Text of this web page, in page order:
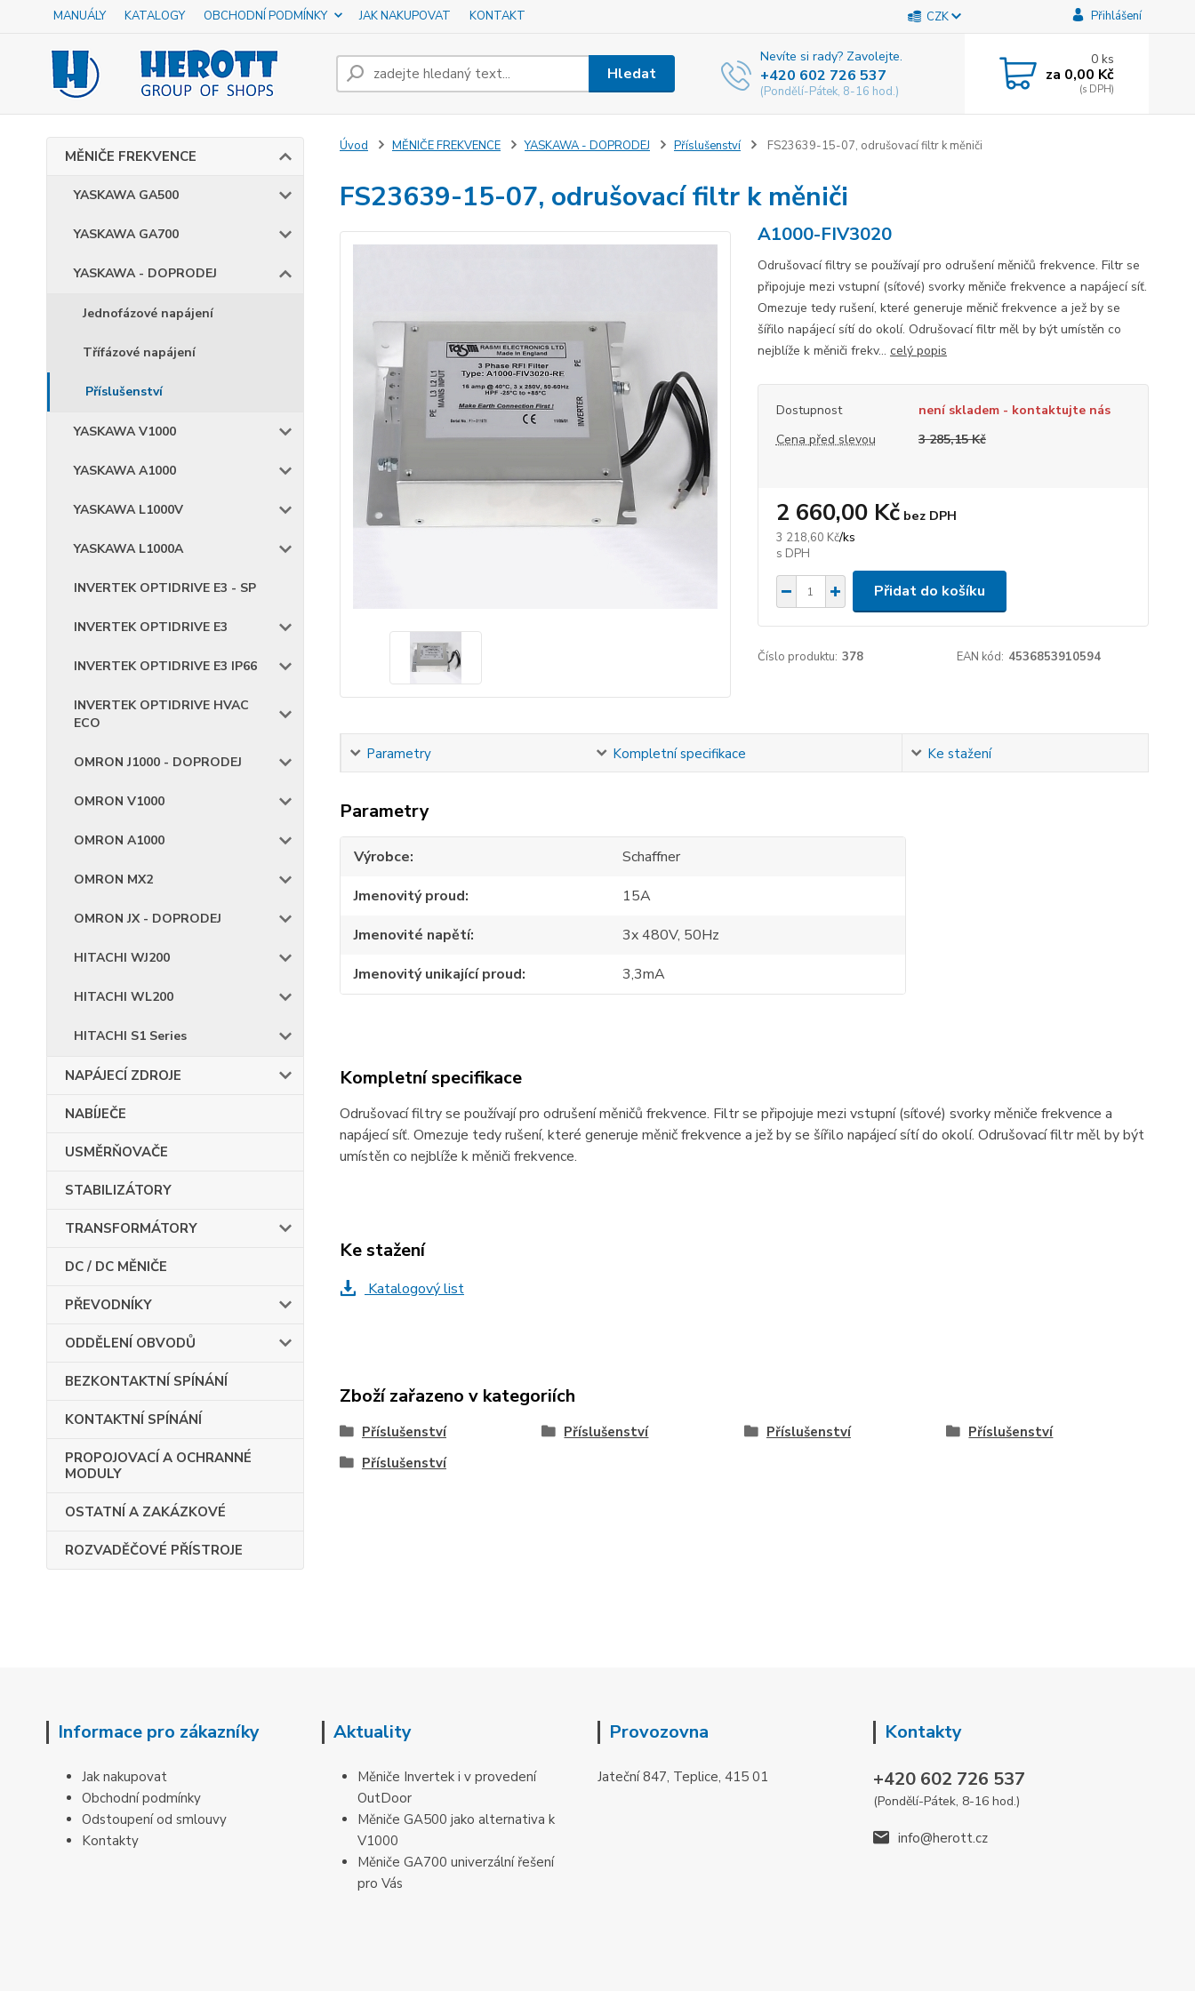
MANUÁLY KATALOGY OBCHODNÍ PODMÍNKY JAK NAKUPOVAT KONTAKT CZK Přihlášení
Hledat
Nevíte si rady? Zavolejte.
+420 602 726 537
(Pondělí-Pátek, 8-16 hod.)
0ks
za 0,00 Kč
MĚNIČE FREKVENCE
YASKAWA GA500
YASKAWA GA700
YASKAWA - DOPRODEJ
Jednofázové napájení
Třífázové napájení
Příslušenství
YASKAWA V1000
YASKAWA A1000
YASKAWA L1000V
YASKAWA L1000A
INVERTEK OPTIDRIVE E3 - SP
INVERTEK OPTIDRIVE E3
INVERTEK OPTIDRIVE E3 IP66
INVERTEK OPTIDRIVE HVAC
ECO
OMRON J1000 - DOPRODEJ
OMRON V1000
OMRON A1000
OMRON MX2
OMRON JX - DOPRODEJ
HITACHI WJ200
HITACHI WL200
HITACHI S1 Series
NAPÁJECÍ ZDROJE
NABÍJEČE
USMĚRŇOVAČE
STABILIZÁTORY
TRANSFORMÁTORY
DC / DC MĚNIČE
PŘEVODNÍKY
ODDĚLENÍ OBVODŮ
BEZKONTAKTNÍ SPÍNÁNÍ
KONTAKTNÍ SPÍNÁNÍ
PROPOJOVACÍ A OCHRANNÉ
MODULY
OSTATNÍ A ZAKÁZKOVÉ
ROZVADĚČOVÉ PŘÍSTROJE
Úvod MĚNIČE FREKVENCE YASKAWA - DOPRODEJ Příslušenství FS23639-15-07, odrušovací filtr k měniči
FS23639-15-07, odrušovací filtr k měniči
A1000-FIV3020
Odrušovací filtry se používají pro odrušení měničů frekvence. Filtr se
připojuje mezi vstupní (síťové) svorky měniče frekvence a napájecí síť.
Omezuje tedy rušení, které generuje měnič frekvence a jež by se
šířilo napájecí sítí do okolí. Odrušovací filtr měl by být umístěn co
nejblíže k měniči frekv... celý popis
Dostupnost
není skladem - kontaktujte nás
Cena před slevou
3 285,15 Kč
3 218,60 Kč/ks
2 660,00 Kč bez DPH
Přidat do košíku
Číslo produktu: 378 EAN kód: 4536853910594
Kompletní specifikace
Parametry Ke stažení
Kompletní specifikace
Odrušovací filtry se používají pro odrušení měničů frekvence. Filtr se připojuje mezi vstupní (síťové) svorky měniče frekvence a
napájecí síť. Omezuje tedy rušení, které generuje měnič frekvence a jež by se šířilo napájecí sítí do okolí. Odrušovací filtr měl by být
umístěn co nejblíže k měniči frekvence.
Parametry
Výrobce
Schaffner
Jmenovitý proud
15A
Jmenovité napětí
3x 480V, 50Hz
Jmenovitý unikající proud
3,3mA
Ke stažení
Katalogový list
Zboží zařazeno v kategoriích
Příslušenství Příslušenství Příslušenství
Příslušenství
Příslušenství
Informace pro zákazníky
Jak nakupovat
Obchodní podmínky
Odstoupení od smlouvy
Kontakty
Aktuality
Měniče Invertek i v provedení
OutDoor
Měniče GA500 jako alternativa k
V1000
Měniče GA700 univerzální řešení
pro Vás
Provozovna
Jateční 847, Teplice, 415 01
Kontakty
+420 602 726 537
(Pondělí-Pátek, 8-16 hod.)
info@herott.cz